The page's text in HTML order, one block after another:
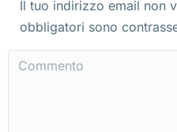
Il tuo indirizzo email non
obbligatori sono
Commento